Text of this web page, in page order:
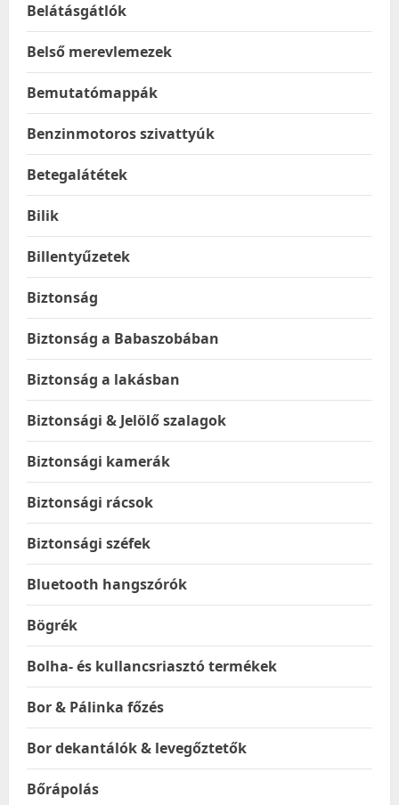
Belátásgátlók
Belső merevlemezek
Bemutatómappák
Benzinmotoros szivattyúk
Betegalátétek
Bilik
Billentyűzetek
Biztonság
Biztonság a Babaszobában
Biztonság a lakásban
Biztonsági & Jelölő szalagok
Biztonsági kamerák
Biztonsági rácsok
Biztonsági széfek
Bluetooth hangszórók
Bögrék
Bolha- és kullancsriasztó termékek
Bor & Pálinka főzés
Bor dekantálók & levegőztetők
Bőrápolás